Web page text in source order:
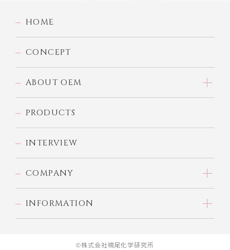
HOME
CONCEPT
ABOUT OEM
PRODUCTS
INTERVIEW
COMPANY
INFORMATION
©株式会社鳴尾化学研究所